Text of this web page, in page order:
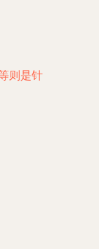
则是针